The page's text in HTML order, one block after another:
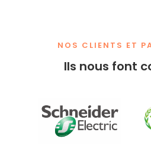
NOS CLIENTS ET
Ils nous font